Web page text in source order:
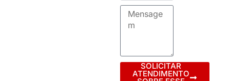
SOLICITAR
ATENDIMENTO